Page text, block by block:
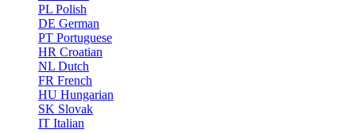
PL Polish
DE German
PT Portuguese
HR Croatian
NL Dutch
FR French
HU Hungarian
SK Slovak
IT Italian